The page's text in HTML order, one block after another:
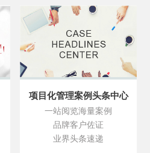
项目化管理案例头条中心
一站阅览海量案例
品牌客户佐证
业界头条速递